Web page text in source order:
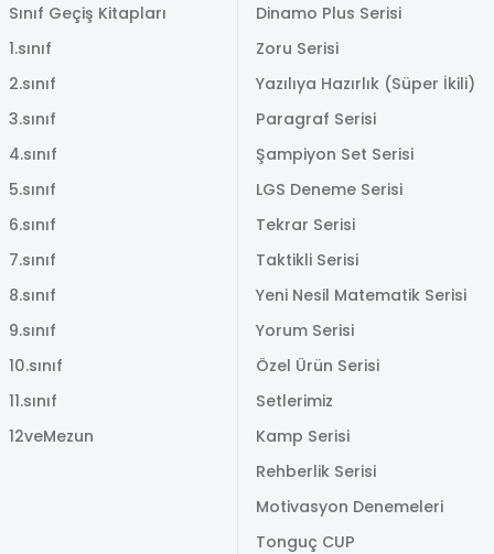
Sınıf Geçiş Kitapları
1.sınıf
2.sınıf
3.sınıf
4.sınıf
5.sınıf
6.sınıf
7.sınıf
8.sınıf
9.sınıf
10.sınıf
11.sınıf
12veMezun
Dinamo Plus Serisi
Zoru Serisi
Yazılıya Hazırlık (Süper İkili)
Paragraf Serisi
Şampiyon Set Serisi
LGS Deneme Serisi
Tekrar Serisi
Taktikli Serisi
Yeni Nesil Matematik Serisi
Yorum Serisi
Özel Ürün Serisi
Setlerimiz
Kamp Serisi
Rehberlik Serisi
Motivasyon Denemeleri
Tonguç CUP